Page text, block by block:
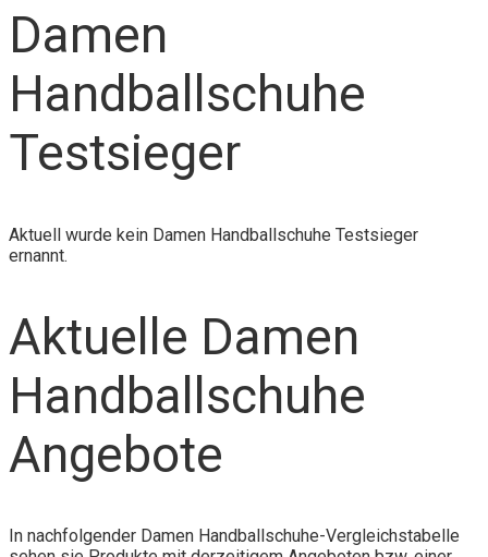
Damen
Handballschuhe
Testsieger
Aktuell wurde kein Damen Handballschuhe Testsieger
ernannt.
Aktuelle Damen
Handballschuhe
Angebote
In nachfolgender Damen Handballschuhe-Vergleichstabelle